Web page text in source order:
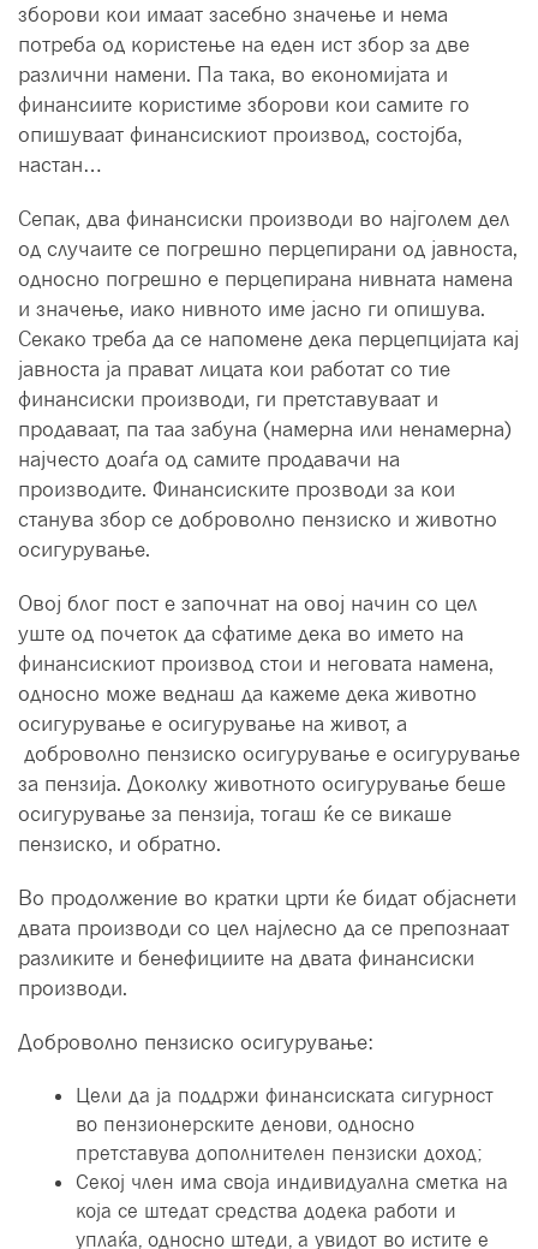
зборови кои имаат засебно значење и нема
потреба од користење на еден ист збор за две
различни намени. Па така, во економијата и
финансиите користиме зборови кои самите го
опишуваат финансискиот производ, состојба,
настан…
Сепак, два финансиски производи во најголем дел
од случаите се погрешно перцепирани од јавноста,
односно погрешно е перцепирана нивната намена
и значење, иако нивното име јасно ги опишува.
Секако треба да се напомене дека перцепцијата кај
јавноста ја прават лицата кои работат со тие
финансиски производи, ги претставуваат и
продаваат, па таа забуна (намерна или ненамерна)
најчесто доаѓа од самите продавачи на
производите. Финансиските прозводи за кои
станува збор се доброволно пензиско и животно
осигурување.
Овој блог пост е започнат на овој начин со цел
уште од почеток да сфатиме дека во името на
финансискиот производ стои и неговата намена,
односно може веднаш да кажеме дека животно
осигурување е осигурување на живот, а
доброволно пензиско осигурување е осигурување
за пензија. Доколку животното осигурување беше
осигурување за пензија, тогаш ќе се викаше
пензиско, и обратно.
Во продолжение во кратки црти ќе бидат објаснети
двата производи со цел најлесно да се препознаат
разликите и бенефициите на двата финансиски
производи.
Доброволно пензиско осигурување:
Цели да ја поддржи финансиската сигурност
во пензионерските денови, односно
претставува дополнителен пензиски доход;
Секој член има своја индивидуална сметка на
која се штедат средства додека работи и
уплаќа, односно штеди, а увидот во истите е